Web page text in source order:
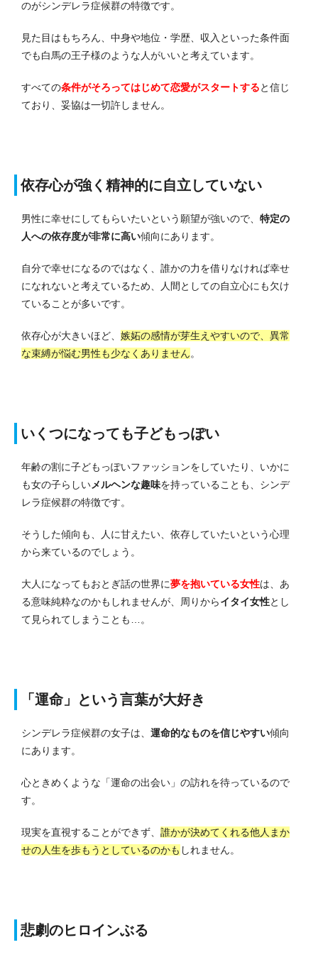
のがシンデレラ症候群の特徴です。
見た目はもちろん、中身や地位・学歴、収入といった条件面
でも白馬の王子様のような人がいいと考えています。
すべての条件がそろってはじめて恋愛がスタートすると信じ
ており、妥協は一切許しません。
依存心が強く精神的に自立していない
男性に幸せにしてもらいたいという願望が強いので、 特定の
人への依存度が非常に高い傾向にあります。
自分で幸せになるのではなく、誰かの力を借りなければ幸せ
になれないと考えているため、人間としての自立心にも欠け
ていることが多いです。
依存心が大きいほど、 嫉妬の感情が芽生えやすいので、異常
な束縛が悩む男性も少なくありません。
いくつになっても子どもっぽい
年齢の割に子どもっぽいファッションをしていたり、いかに
も女の子らしいメルヘンな趣味を持っていることも、シンデ
レラ症候群の特徴です。
そうした傾向も、人に甘えたい、依存していたいという心理
から来ているのでしょう。
大人になってもおとぎ話の世界に夢を抱いている女性は、あ
る意味純粋なのかもしれませんが、周りからイタイ女性とし
て見られてしまうことも…。
「運命」という言葉が大好き
シンデレラ症候群の女子は、 運命的なものを信じやすい傾向
にあります。
心ときめくような「運命の出会い」の訪れを待っているので
す。
現実を直視することができず、 誰かが決めてくれる他人まか
せの人生を歩もうとしているのかも しれません。
悲劇のヒロインぶる